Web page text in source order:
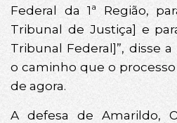
Federal da 1ª Região,
Tribunal de Justiça] e
Tribunal Federal]”, disse
o caminho que o
de agora.
A defesa de Amarildo,